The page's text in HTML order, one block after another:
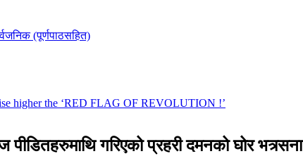
पीडितहरुमाथि गरिएको प्रहरी दमनको घोर भत्र्सना